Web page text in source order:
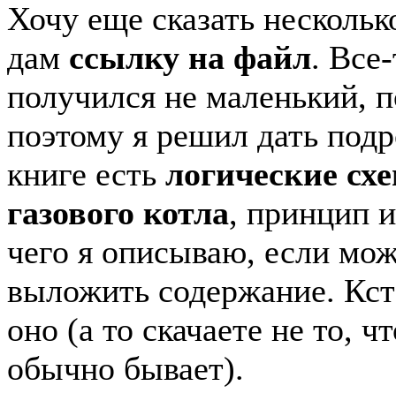
Хочу еще сказать
дам ссылку на файл.
получился не маленький,
поэтому я решил дать
книге есть логические
газового котла, принцип
чего я описываю, если
выложить содержание.
оно (а то скачаете не то,
обычно бывает).